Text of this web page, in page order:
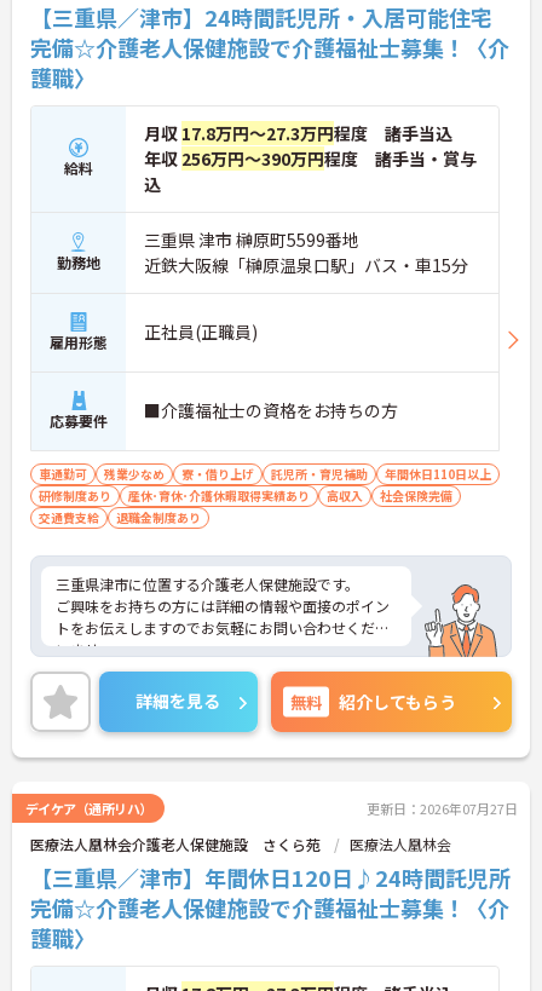
【三重県／津市】24時間託児所・入居可能住宅
完備☆介護老人保健施設で介護福祉士募集！〈介
護職〉
給料
月収 17.8万円～27.3万円程度 諸手当込
年収 256万円～390万円程度 諸手当・賞与
込
勤務地
三重県 津市 榊原町5599番地
近鉄大阪線「榊原温泉口駅」バス・車15分
雇用形態 正社員(正職員)
応募要件 ■介護福祉士の資格をお持ちの方
車通勤可 残業少なめ 寮・借り上げ 託児所・育児補助
年間休日110日以上
研修制度あり
産休･育休･介護休暇取得実績あり 高収入
社会保険完備
交通費支給
退職金制度あり
三重県津市に位置する介護老人保健施設です。
ご興味をお持ちの方には詳細の情報や面接のポイン
トをお伝えしますのでお気軽にお問い合わせくださ
いませ。
詳細を見る 無料 紹介してもらう
デイケア（通所リハ） 更新日：2026年07月27日
医療法人凰林会介護老人保健施設 さくら苑 医療法人凰林会
【三重県／津市】年間休日120日♪24時間託児所
完備☆介護老人保健施設で介護福祉士募集！〈介
護職〉